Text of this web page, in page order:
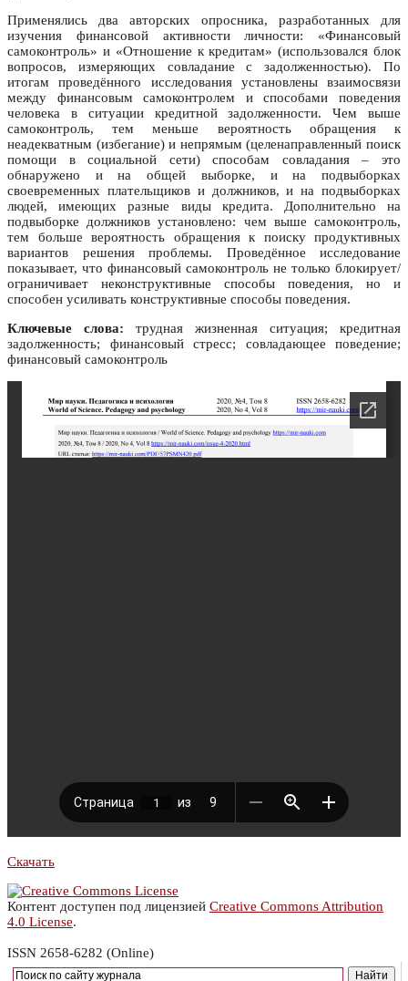
Применялись два авторских опросника, разработанных для
изучения финансовой активности личности: «Финансовый
самоконтроль» и «Отношение к кредитам» (использовался блок
вопросов, измеряющих совладание с задолженностью). По
итогам проведённого исследования установлены взаимосвязи
между финансовым самоконтролем и способами поведения
человека в ситуации кредитной задолженности. Чем выше
самоконтроль, тем меньше вероятность обращения к
неадекватным (избегание) и непрямым (целенаправленный поиск
помощи в социальной сети) способам совладания – это
обнаружено и на общей выборке, и на подвыборках
своевременных плательщиков и должников, и на подвыборках
людей, имеющих разные виды кредита. Дополнительно на
подвыборке должников установлено: чем выше самоконтроль,
тем больше вероятность обращения к поиску продуктивных
вариантов решения проблемы. Проведённое исследование
показывает, что финансовый самоконтроль не только блокирует/
ограничивает неконструктивные способы поведения, но и
способен усиливать конструктивные способы поведения.
Ключевые слова: трудная жизненная ситуация; кредитная
задолженность; финансовый стресс; совладающее поведение;
финансовый самоконтроль
Скачать
Контент доступен под лицензией Creative Commons Attribution
4.0 License.
ISSN 2658-6282 (Online)